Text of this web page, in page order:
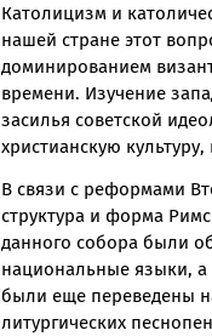
Католицизм и
нашей стране этот
доминированием
времени. Изучение
засилья советской
христианскую
В связи с реформами
структура и форма
данного собора были
национальные языки,
были еще переведены
литургических